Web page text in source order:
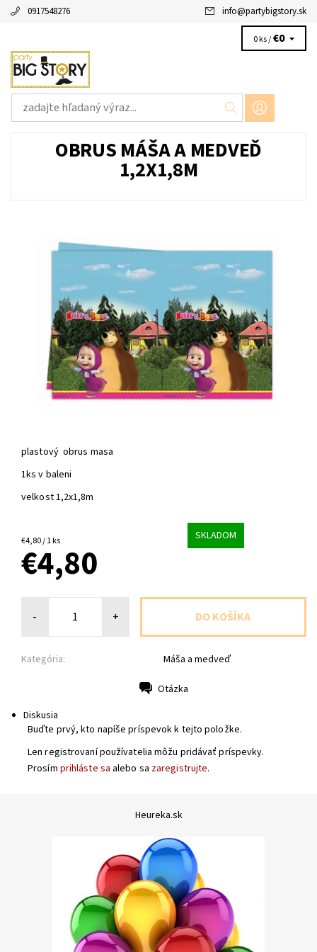
0917548276 info@partybigstory.sk
0 ks /€0
OBRUS MÁŠA A MEDVEĎ
1,2X1,8M
plastový obrus masa
1ks v baleni
velkost 1,2x1,8m
€4,80 / 1 ks SKLADOM
€4,80
- +
Kategória: Máša a medveď
Otázka
Diskusia
Buďte prvý, kto napíše príspevok k tejto položke.
Len registrovaní používatelia môžu pridávať príspevky.
Prosím prihláste sa alebo sa zaregistrujte.
Heureka.sk